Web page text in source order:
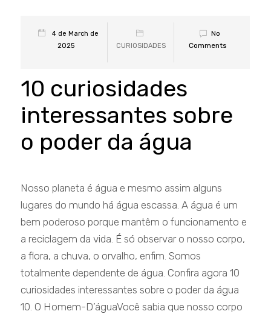
4 de March de
2025
CURIOSIDADES
No
Comments
10 curiosidades
interessantes sobre
o poder da água
Nosso planeta é água e mesmo assim alguns
lugares do mundo há água escassa. A água é um
bem poderoso porque mantêm o funcionamento e
a reciclagem da vida. É só observar o nosso corpo,
a flora, a chuva, o orvalho, enfim. Somos
totalmente dependente de água. Confira agora 10
curiosidades interessantes sobre o poder da água
10. O Homem-D’águaVocê sabia que nosso corpo